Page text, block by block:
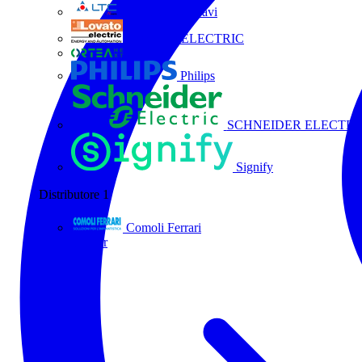
La Triveneta Cavi
LOVATO ELECTRIC
Philips
SCHNEIDER
Signify
Distributore 1
Comoli Ferrari
Tutti i partner